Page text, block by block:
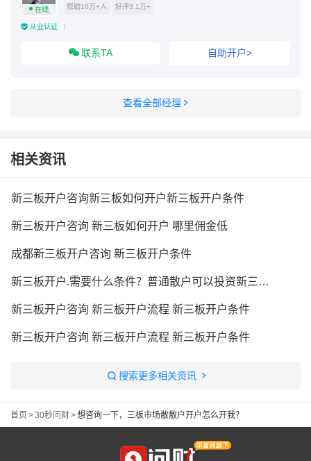
在线 帮助10万+人 好评3.1万+
从业认证
联系TA 自助开户>
查看全部经理
相关资讯
新三板开户咨询新三板如何开户新三板开户条件
新三板开户咨询 新三板如何开户 哪里佣金低
成都新三板开户咨询 新三板开户条件
新三板开户.需要什么条件？普通散户可以投资新三板吗？
新三板开户咨询 新三板开户流程 新三板开户条件
新三板开户咨询 新三板开户流程 新三板开户条件
搜索更多相关资讯
首页 >30秒问财>想咨询一下，三板市场散散户开户怎么开我？